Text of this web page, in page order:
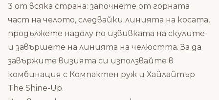
3 от всяка страна: започнете от горната
част на челото, следвайки линията на косата,
продължете надолу по извивката на скулите
и завършете на линията на челюстта. За да
завържите визията си използвайте в
комбинация с Компактен руж и Хайлайтър
The Shine-Up.